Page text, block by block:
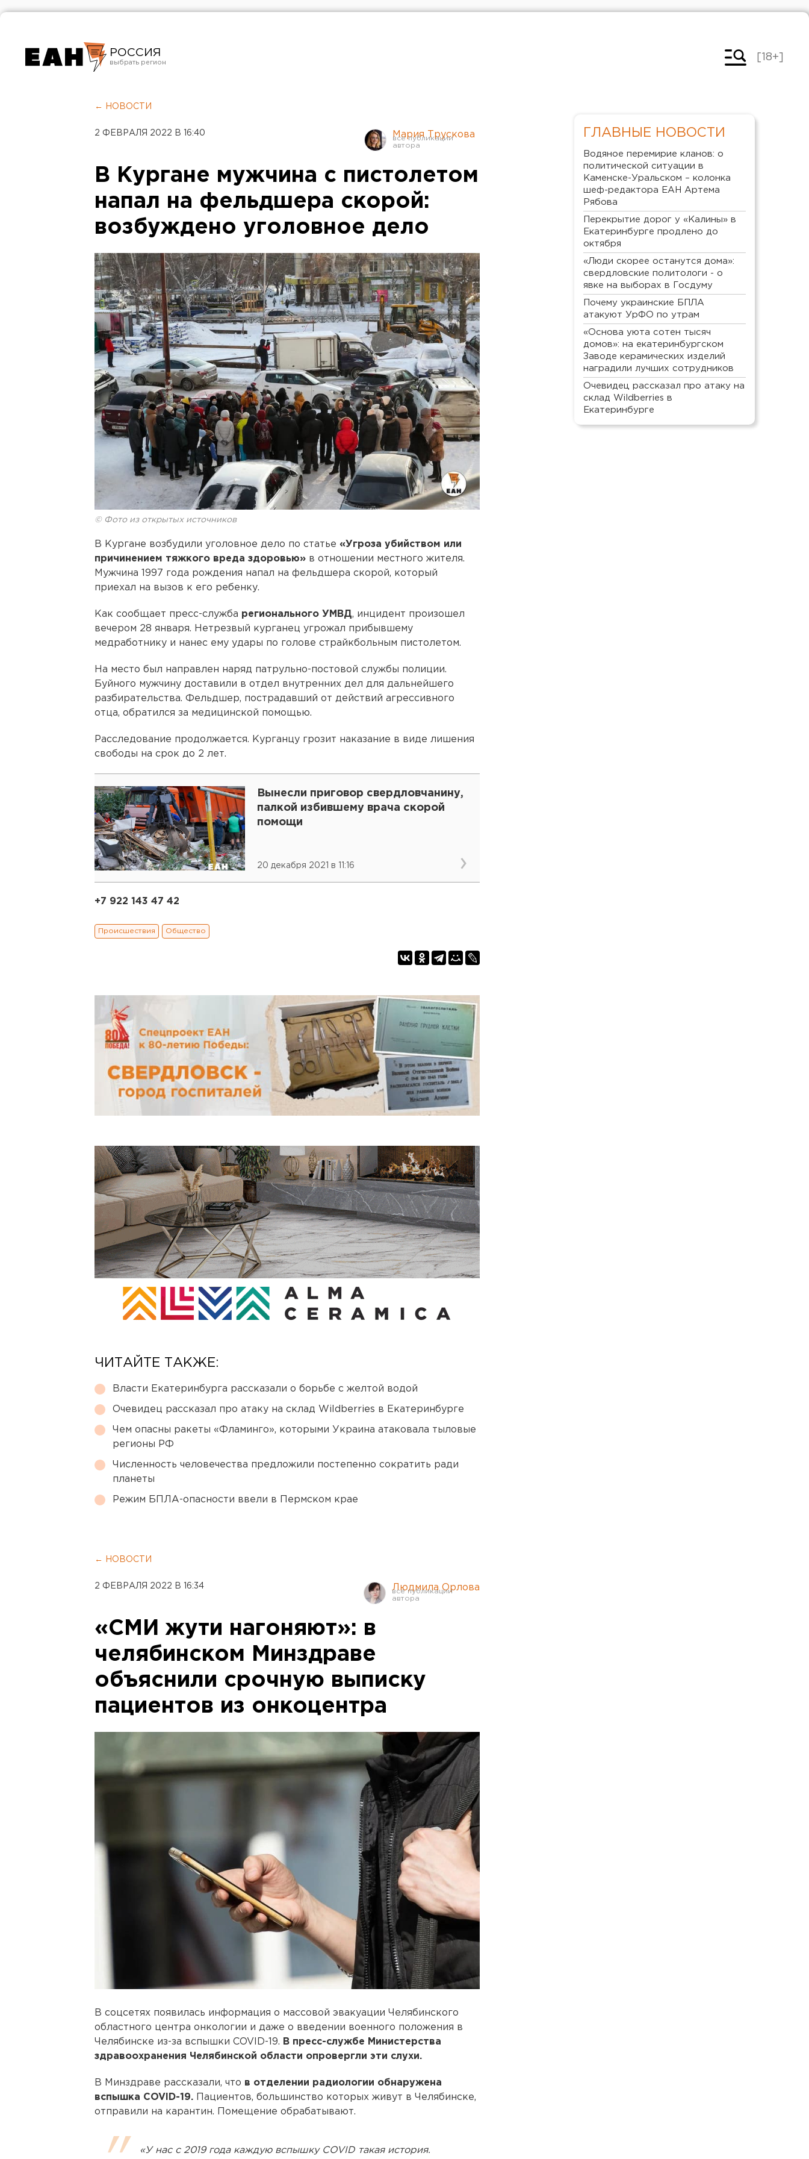
РОССИЯ
Челябинск
[18+]
← НОВОСТИ
2 ФЕВРАЛЯ 2022 В 16:40 Мария Трускова
В Кургане мужчина с пистолетом
напал на фельдшера скорой:
возбуждено уголовное дело
© Фото из открытых источников
В Кургане возбудили уголовное дело по статье «Угроза убийством или
причинением тяжкого вреда здоровью» в отношении местного жителя.
Мужчина 1997 года рождения напал на фельдшера скорой, который
приехал на вызов к его ребенку.
Как сообщает пресс-служба регионального УМВД, инцидент произошел
вечером 28 января. Нетрезвый курганец угрожал прибывшему
медработнику и нанес ему удары по голове страйкбольным пистолетом.
На место был направлен наряд патрульно-постовой службы полиции.
Буйного мужчину доставили в отдел внутренних дел для дальнейшего
разбирательства. Фельдшер, пострадавший от действий агрессивного
отца, обратился за медицинской помощью.
Расследование продолжается. Курганцу грозит наказание в виде лишения
свободы на срок до 2 лет.
Вынесли приговор свердловчанину,
палкой избившему врача скорой
помощи
20 декабря 2021 в 11:16
+7 922 143 47 42
Происшествия Общество
ЧИТАЙТЕ ТАКЖЕ:
Власти Екатеринбурга рассказали о борьбе с желтой водой
Очевидец рассказал про атаку на склад Wildberries в Екатеринбурге
Чем опасны ракеты «Фламинго», которыми Украина атаковала тыловые
регионы РФ
Численность человечества предложили постепенно сократить ради
планеты
Режим БПЛА-опасности ввели в Пермском крае
← НОВОСТИ
2 ФЕВРАЛЯ 2022 В 16:34 Людмила Орлова
«СМИ жути нагоняют»: в
челябинском Минздраве
объяснили срочную выписку
пациентов из онкоцентра
В соцсетях появилась информация о массовой эвакуации Челябинского
областного центра онкологии и даже о введении военного положения в
Челябинске из-за вспышки COVID-19. В пресс-службе Министерства
здравоохранения Челябинской области опровергли эти слухи.
В Минздраве рассказали, что в отделении радиологии обнаружена
вспышка COVID-19. Пациентов, большинство которых живут в Челябинске,
отправили на карантин. Помещение обрабатывают.
«У нас c 2019 года каждую вспышку COVID такая история.
ГЛАВНЫЕ НОВОСТИ
Водяное перемирие кланов: о
политической ситуации в
Каменске-Уральском – колонка
шеф-редактора ЕАН Артема
Рябова
Перекрытие дорог у «Калины» в
Екатеринбурге продлено до
октября
«Люди скорее останутся дома»:
свердловские политологи - о
явке на выборах в Госдуму
Почему украинские БПЛА
атакуют УрФО по утрам
«Основа уюта сотен тысяч
домов»: на екатеринбургском
Заводе керамических изделий
наградили лучших сотрудников
Очевидец рассказал про атаку на
склад Wildberries в
Екатеринбурге